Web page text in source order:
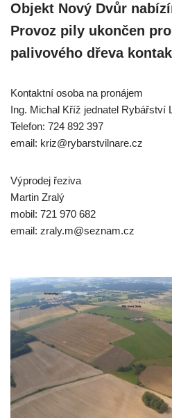
Objekt Nový Dvůr
Provoz pily ukončen
palivového dřeva
Kontaktní osoba na pronájem
Ing. Michal Kříž jednatel Rybářství
Telefon: 724 892 397
email: kriz@rybarstvilnare.cz
Výprodej řeziva
Martin Zralý
mobil: 721 970 682
email: zraly.m@seznam.cz